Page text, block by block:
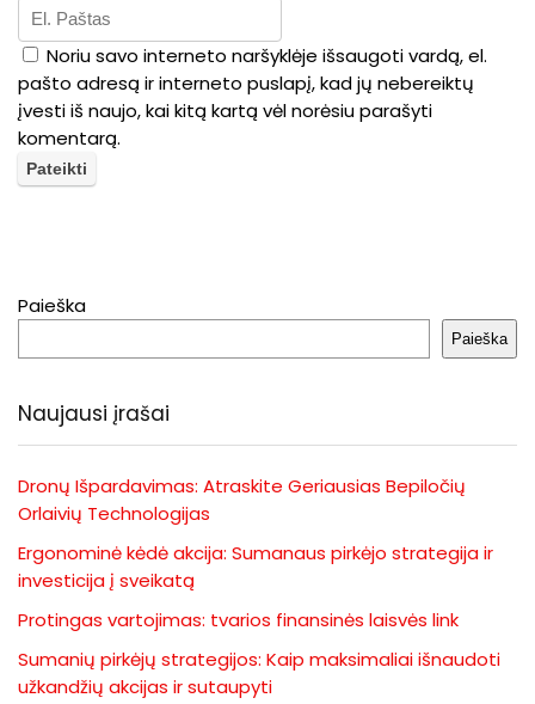
Noriu savo interneto naršyklėje išsaugoti vardą, el.
pašto adresą ir interneto puslapį, kad jų nebereiktų
įvesti iš naujo, kai kitą kartą vėl norėsiu parašyti
komentarą.
Paieška
Paieška
Naujausi įrašai
Dronų Išpardavimas: Atraskite Geriausias Bepiločių
Orlaivių Technologijas
Ergonominė kėdė akcija: Sumanaus pirkėjo strategija ir
investicija į sveikatą
Protingas vartojimas: tvarios finansinės laisvės link
Sumanių pirkėjų strategijos: Kaip maksimaliai išnaudoti
užkandžių akcijas ir sutaupyti